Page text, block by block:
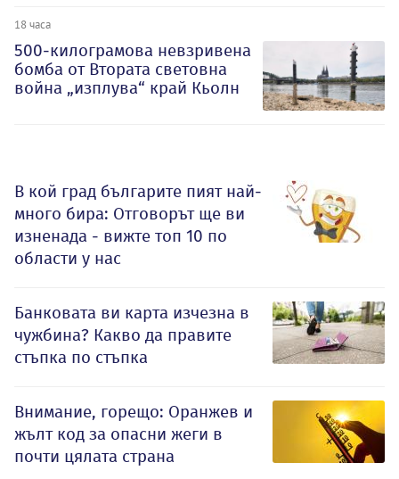
18 часа
500-килограмова невзривена
бомба от Втората световна
война „изплува“ край Кьолн
В кой град българите пият най-
много бира: Отговорът ще ви
изненада - вижте топ 10 по
области у нас
Банковата ви карта изчезна в
чужбина? Какво да правите
стъпка по стъпка
Внимание, горещо: Оранжев и
жълт код за опасни жеги в
почти цялата страна